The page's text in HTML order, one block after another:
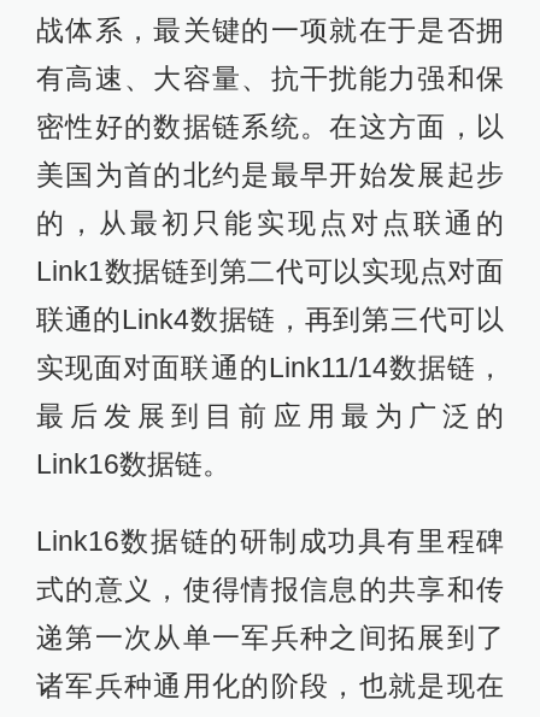
战体系，最关键的一项就在于是否拥
有高速、大容量、抗干扰能力强和保
密性好的数据链系统。在这方面，以
美国为首的北约是最早开始发展起步
的，从最初只能实现点对点联通的
Link1数据链到第二代可以实现点对面
联通的Link4数据链，再到第三代可以
实现面对面联通的Link11/14数据链，
最后发展到目前应用最为广泛的
Link16数据链。
Link16数据链的研制成功具有里程碑
式的意义，使得情报信息的共享和传
递第一次从单一军兵种之间拓展到了
诸军兵种通用化的阶段，也就是现在